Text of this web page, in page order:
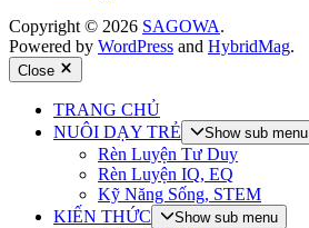
Copyright © 2026 SAGOWA.
Powered by WordPress and HybridMag.
Close
TRANG CHỦ
NUÔI DẠY TRẺ
Show sub menu
Rèn Luyện Tư Duy
Rèn Luyện IQ, EQ
Kỹ Năng Sống, STEM
KIẾN THỨC
Show sub menu